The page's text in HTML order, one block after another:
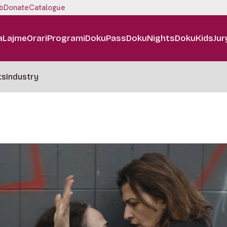
DonateCatalogue
LajmeOrariProgramiDokuPassDokuNightsDokuKids
Industry